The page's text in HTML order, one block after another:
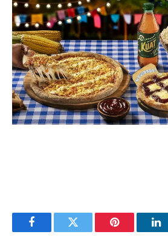
FacebookTwitter Pinterest